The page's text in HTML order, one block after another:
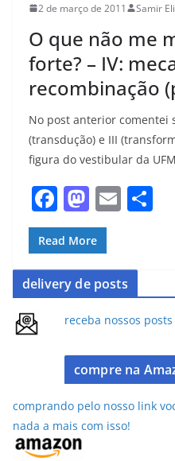
2 de março de 2011 Samir
O que não me
forte? – IV:
recombinação
No post anterior comentei
(transdução) e III
figura do vestibular da
F
a
c
e
b
o
o
k
M
a
st
o
d
o
n
E
l
Read More
delivery de posts
receba nossos
compre na
comprando pelo nosso link
nada a mais com isso!